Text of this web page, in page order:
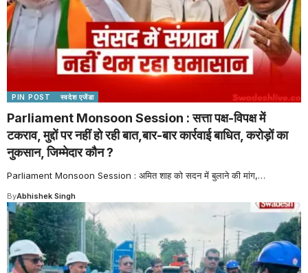
PIN POST स्वदेश एजेंडा
Parliament Monsoon Session : सत्ता पक्ष-विपक्ष में
टकराव, मुद्दों पर नहीं हो रही बात,बार-बार कार्रवाई बाधित, करोड़ों का
नुकसान, जिम्मेदार कौन ?
Parliament Monsoon Session : अमित शाह को सदन में बुलाने की मांग,…
ByAbhishek Singh